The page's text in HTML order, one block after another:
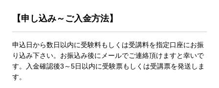
【申し込み～ご入金方法】
申込日から数日以内に受験料もしくは受講料を指定口座にお振
り込み下さい。お振込み後にメールでご連絡頂けますと幸いで
す。入金確認後3～5日以内に受験票もしくは受講票を発送しま
す。